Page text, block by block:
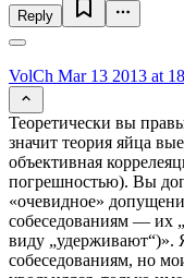
Reply
VolCh Mar 13 2013 at
Теоретически вы
значит теория яйца
объективная
погрешностью). Вы
«очевидное»
собеседованиям — их
виду „удерживают“)».
собеседованиям, но